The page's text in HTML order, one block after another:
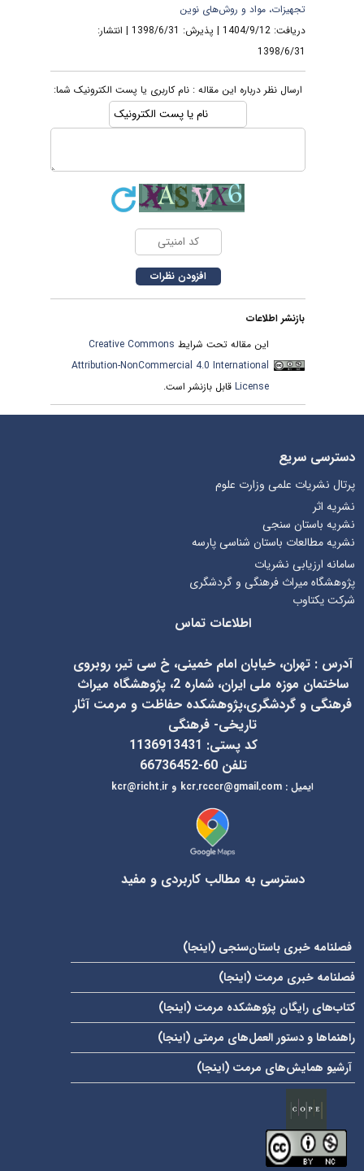
تجهیزات، مواد و روش‌های نوین
دریافت: 1404/9/12 | پذیرش: 1398/6/31 | انتشار:
1398/6/31
ارسال نظر درباره این مقاله : نام کاربری یا پست الکترونیک شما:
بازنشر اطلاعات
این مقاله تحت شرایطCreative Commons
Attribution-NonCommercial 4.0 International
Licenseقابل بازنشر است.
دسترسی سریع
پرتال نشریات علمی وزارت علوم
نشریه اثر
نشریه باستان سنجی
نشریه مطالعات باستان شناسی پارسه
سامانه ارزیابی نشریات
پژوهشگاه میراث فرهنگی و گردشگری
شرکت یکتاوب
اطلاعات تماس
آدرس : تهران، خیابان امام خمینی، خ سی تیر، روبروی
ساختمان موزه ملی ایران، شماره 2، پژوهشگاه میراث
فرهنگی و گردشگری،پژوهشکده حفاظت و مرمت آثار
تاریخی- فرهنگی
کد پستی: 1136913431
تلفن 60-66736452
ایمیل:
kcr@richt.ir و kcr.rcccr@gmail.com
دسترسی به مطالب کاربردی و مفید
فصلنامه خبری باستان‌سنجی ( اینجا)
فصلنامه خبری مرمت ( اینجا)
کتاب‌های رایگان پژوهشکده مرمت ( اینجا)
راهنماها و دستور العمل‌های مرمتی ( اینجا)
آرشیو همایش‌های مرمت ( اینجا)